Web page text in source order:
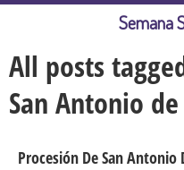
All posts
San Antonio
Procesión De San Antonio
Semana